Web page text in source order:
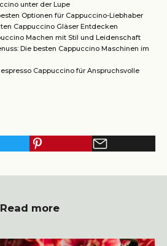
unter der Lupe
Optionen für Cappuccino-Liebhaber
Cappuccino Gläser Entdecken
Machen mit Stil und Leidenschaft
Die besten Cappuccino Maschinen im
Cappuccino für Anspruchsvolle
Read more